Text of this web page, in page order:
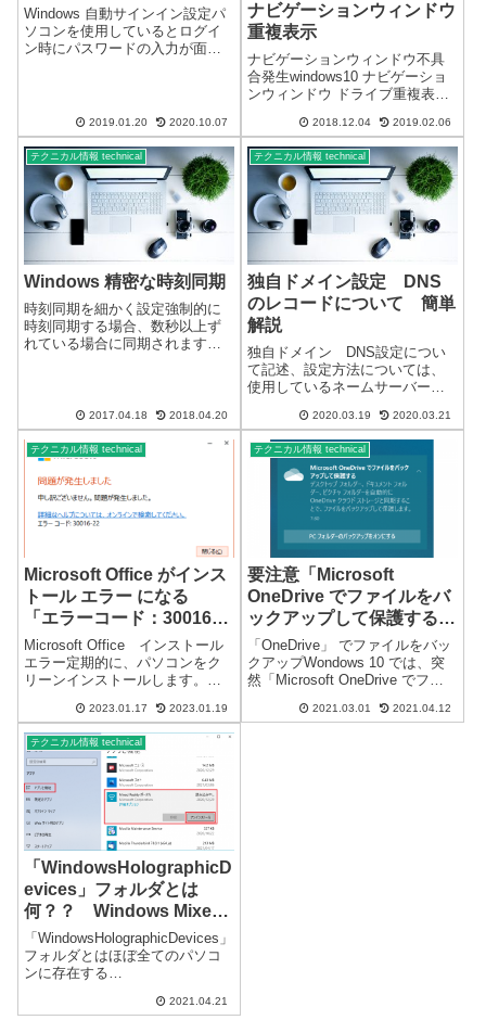
Windows 自動サインイン設定パ
ソコンを使用しているとログイ
ン時にパスワードの入力が面倒
と必要になるのでなるべくパス
ワードを設定することをおスス
メいたし...
2019.01.20 2020.10.07
ナビゲーションウィンドウ
重複表示
ナビゲーションウィンドウ不具
合発生windows10 ナビゲーショ
ンウィンドウ ドライブ重複表示
す。Ver1809で確認しました。リ
カバリ直後のパソコンでも発生
しています↓かなり以前からナビ
ゲーションウィンドウの...
2018.12.04 2019.02.06
テクニカル情報 technical
Windows 精密な時刻同期
時刻同期を細かく設定強制的に
時刻同期する場合、数秒以上ず
れている場合に同期されます。1
（通常誤差1秒以内※であれば直
ちに時刻同期しないslewモー
ド）※誤差...
2017.04.18 2018.04.20
テクニカル情報 technical
独自ドメイン設定 DNS
のレコードについて 簡単
解説
独自ドメイン DNS設定につい
て記述、設定方法については、
使用しているネームサーバーに
すが、詳しくは使用しているネ
ームサーバーの設定方法を確認
する必要があります。ネームサ
ーバーにより、対応の可否があ
ります。反映時...
2020.03.19 2020.03.21
テクニカル情報 technical
Microsoft Office がインス
トール エラー になる
「エラーコード：30016-
22」
Microsoft Office インストール
エラー定期的に、パソコンをク
リーンインストールします。パ
月に1回程度はクリーンインスト
ールしています。一度に複数の
パソコンをクリーンインストー
ルすることもあります。...
2023.01.17 2023.01.19
テクニカル情報 technical
要注意「Microsoft
OneDrive でファイルをバ
ックアップして保護する」
について
「OneDrive」 でファイルをバッ
クアップWondows 10 では、突
然「Microsoft OneDrive でファ
る」の催促画面が定期的に表示
2021.03.01 2021.04.12
テクニカル情報 technical
「WindowsHolographicD
evices」フォルダとは
何？？ Windows Mixed
Reality
「WindowsHolographicDevices」
フォルダとはほぼ全てのパソコ
ンに存在する
フォルダに関して、※一部、存
2021.04.21